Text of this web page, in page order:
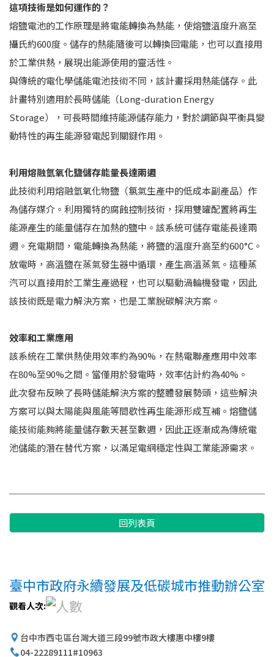
這項技術是如何運作的？
熔鹽電池的工作原理是將電能轉換為熱能，使熔鹽溫度升高至
攝氏約600度。儲存的熱能隨後可以轉換回電能，也可以直接用
於工業供熱，展現出能源使用的靈活性。
與傳統的電化學儲能電池技術不同，該計畫採用熱能儲存。此
計畫特別適用於長時儲能（Long-duration Energy
Storage），可長時間維持能源儲存能力，對於調節與平衡具變
動特性的再生能源發電起到關鍵作用。
利用熔融氫氧化鹽儲存能量長達兩週
此技術利用熔融氫氧化物鹽（氯氣生產中的低成本副產品）作
為儲存媒介。利用獨特的腐蝕控制技術，採用雙罐配置將再生
能源產生的能量儲存在加熱的鹽中。該系統可儲存電能長達兩
週。充電期間，電能轉換為熱能，將鹽的溫度升高至約600°C。
放電時，高溫鹽在蒸氣發生器中循環，產生高溫蒸氣。這種蒸
汽可以直接用於工業生產過程，也可以驅動渦輪機發電，因此
該技術既是電力解決方案，也是工業脫碳解決方案。
效率和工業應用
該系統在工業供熱使用效率約為90%，在熱電聯產應用中效率
在80%至90%之間。當僅用於發電時，效率估計約為40%。
此次發布反映了長時儲能解決方案的整體發展勢頭，這些解決
方案可以與太陽能與風能等間歇性再生能源形成互補。熔鹽儲
能技術能夠將能量儲存數天甚至數週，因此正逐漸成為傳統電
池儲能的潛在替代方案，以滿足電網穩定性與工業能源需求。
回列表頁
臺中市政府永續發展及低碳城市推動辦公室
觀看人次:
台中市西屯區台灣大道三段99號市政大樓惠中樓9樓
04-22289111#10963